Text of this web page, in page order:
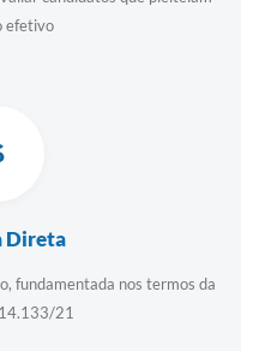
efetivo
Direta
fundamentada nos termos da
21